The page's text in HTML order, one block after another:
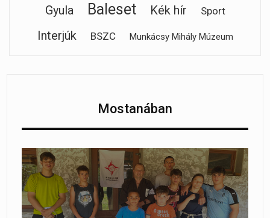
Gyula
Baleset Kék hír Sport
Interjúk BSZC Munkácsy Mihály Múzeum
Mostanában